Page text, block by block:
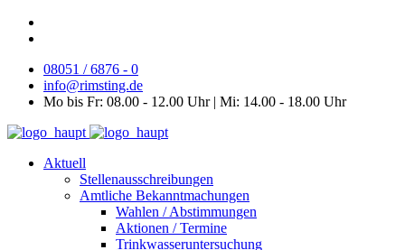
08051 / 6876 - 0
info@rimsting.de
Mo bis Fr: 08.00 - 12.00 Uhr | Mi: 14.00 - 18.00 Uhr
Aktuell
Stellenausschreibungen
Amtliche Bekanntmachungen
Wahlen / Abstimmungen
Aktionen / Termine
Trinkwasseruntersuchung